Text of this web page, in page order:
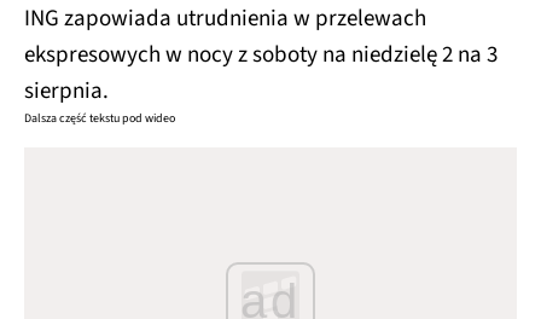
ING zapowiada utrudnienia w przelewach
ekspresowych w nocy z soboty na niedzielę 2 na 3
sierpnia.
Dalsza część tekstu pod wideo
ad